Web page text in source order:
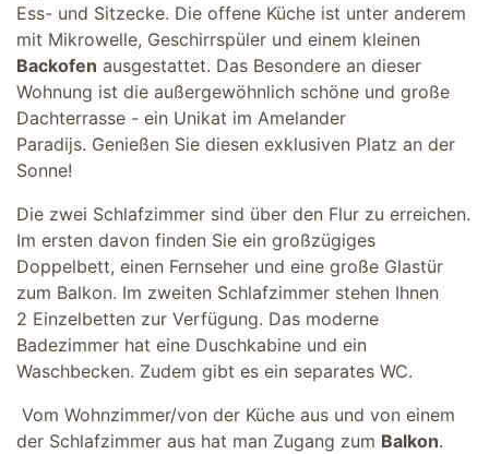
Ess- und Sitzecke. Die offene Küche ist unter anderem
mit Mikrowelle, Geschirrspüler und einem kleinen
Backofen ausgestattet. Das Besondere an dieser
Wohnung ist die außergewöhnlich schöne und große
Dachterrasse - ein Unikat im Amelander
Paradijs. Genießen Sie diesen exklusiven Platz an der
Sonne!
Die zwei Schlafzimmer sind über den Flur zu erreichen.
Im ersten davon finden Sie ein großzügiges
Doppelbett, einen Fernseher und eine große Glastür
zum Balkon. Im zweiten Schlafzimmer stehen Ihnen
2 Einzelbetten zur Verfügung. Das moderne
Badezimmer hat eine Duschkabine und ein
Waschbecken. Zudem gibt es ein separates WC.
Vom Wohnzimmer/von der Küche aus und von einem
der Schlafzimmer aus hat man Zugang zum Balkon.